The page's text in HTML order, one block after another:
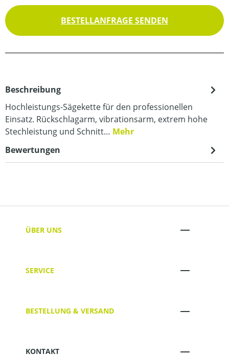
BESTELLANFRAGE SENDEN
Beschreibung
Hochleistungs-Sägekette für den professionellen
Einsatz. Rückschlagarm, vibrationsarm, extrem hohe
Stechleistung und Schnitt… Mehr
Bewertungen
ÜBER UNS
SERVICE
BESTELLUNG & VERSAND
KONTAKT